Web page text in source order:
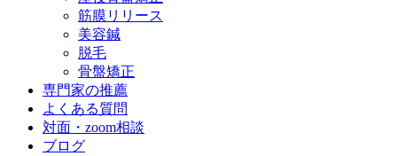
筋膜リリース
美容鍼
脱毛
骨盤矯正
専門家の推薦
よくある質問
対面・zoom相談
ブログ